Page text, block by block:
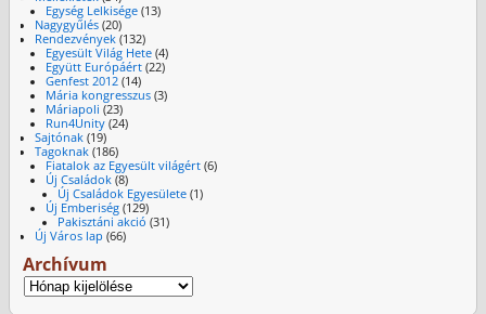
Egység Lelkisége (13)
Nagygyűlés(20)
Rendezvények(132)
Egyesült Világ Hete (4)
Együtt Európáért (22)
Genfest 2012 (14)
Mária kongresszus (3)
Máriapoli (23)
Run4Unity (24)
Sajtónak(19)
Tagoknak(186)
Fiatalok az Egyesült világért (6)
Új Családok (8)
Új Családok Egyesülete(1)
Új Emberiség (129)
Pakisztáni akció (31)
Új Város lap (66)
Archívum